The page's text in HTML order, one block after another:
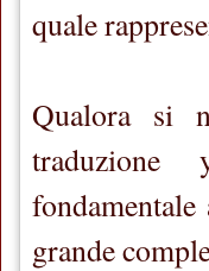
quale
Qualora si
traduzione
grande